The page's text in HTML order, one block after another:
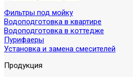
Фильтры под мойку
Водоподготовка в квартире
Водоподготовка в коттедже
Пурифаеры
Установка и замена смесителей
Продукция